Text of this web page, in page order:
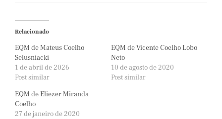
Relacionado
EQM de Mateus Coelho
Selusniacki
1 de abril de 2026
Post similar
EQM de Vicente Coelho Lobo
Neto
10 de agosto de 2020
Post similar
EQM de Eliezer Miranda
Coelho
27 de janeiro de 2020